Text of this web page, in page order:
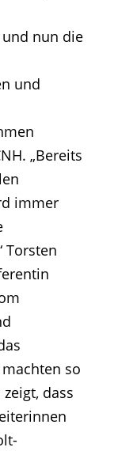
nun die
und
„Bereits
immer
Torsten
so
dass